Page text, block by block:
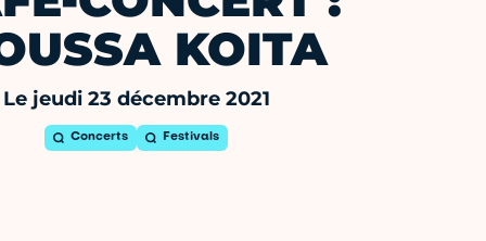
KOITA
Le jeudi 23 décembre 2021
Concerts Festivals